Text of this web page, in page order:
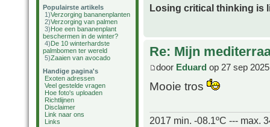
Populairste artikels
1)Verzorging bananenplanten
2)Verzorging van palmen
3)Hoe een bananenplant
beschermen in de winter?
4)De 10 winterhardste
palmbomen ter wereld
5)Zaaien van avocado
Handige pagina's
Exoten adressen
Veel gestelde vragen
Hoe foto's uploaden
Richtlijnen
Disclaimer
Link naar ons
Links
Losing critical thinking is
Re: Mijn
door Eduard op 27 sep
Mooie tros
2017 min. -08.1ºC --- max.